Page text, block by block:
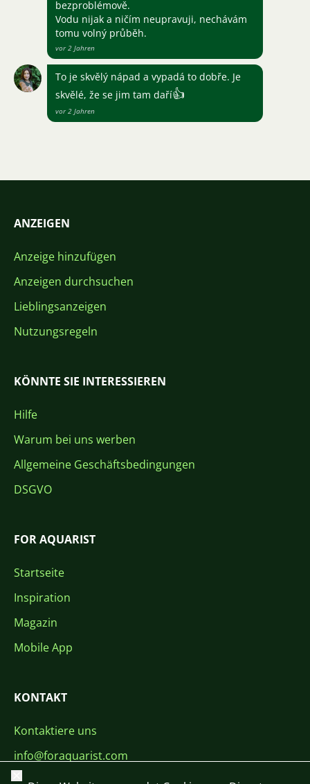
bezproblémově.
Vodu nijak a ničím neupravuji, nechávám
tomu volný průběh.
vor 2 Jahren
To je skvělý nápad a vypadá to dobře. Je
skvělé, že se jim tam daří👍
vor 2 Jahren
ANZEIGEN
Anzeige hinzufügen
Anzeigen durchsuchen
Lieblingsanzeigen
Nutzungsregeln
KÖNNTE SIE INTERESSIEREN
Hilfe
Warum bei uns werben
Allgemeine Geschäftsbedingungen
DSGVO
FOR AQUARIST
Startseite
Inspiration
Magazin
Mobile App
KONTAKT
Kontaktiere uns
info@foraquarist.com
+420 603 449 602
Schließen